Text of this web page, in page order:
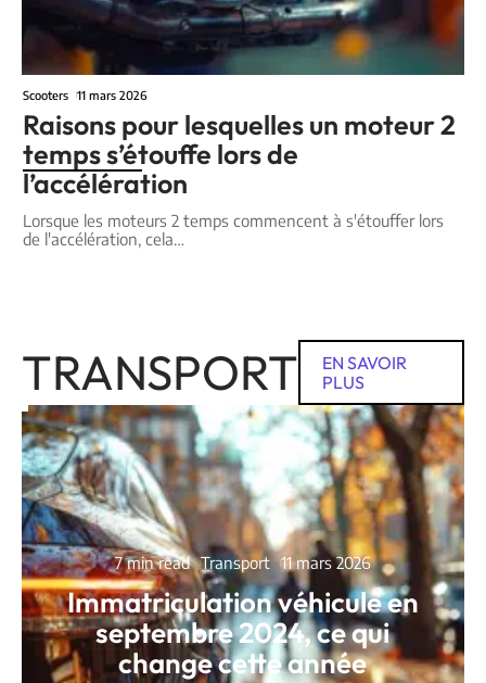
Scooters 11 mars 2026
Raisons pour lesquelles un moteur 2
temps s’étouffe lors de
l’accélération
Lorsque les moteurs 2 temps commencent à s'étouffer lors
de l'accélération, cela
TRANSPORT
EN SAVOIR
PLUS
7 min read Transport 11 mars 2026
Immatriculation véhicule en
septembre 2024, ce qui
change cette année